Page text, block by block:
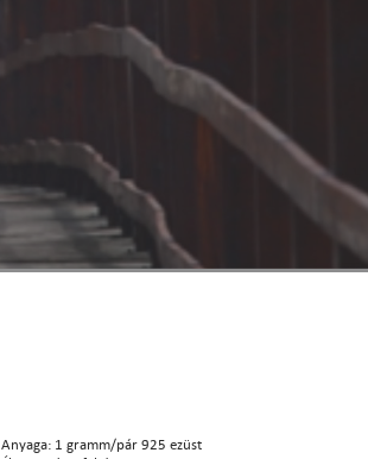
Anyaga: 1 gramm/pár 925 ezüst